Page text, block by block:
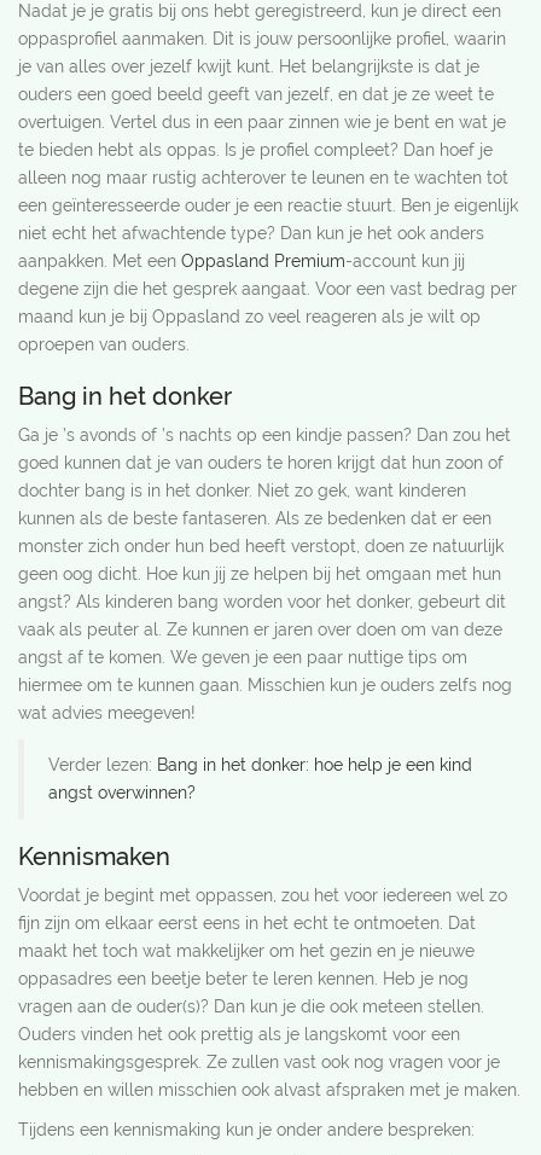
Nadat je je gratis bij ons hebt geregistreerd, kun je direct een
oppasprofiel aanmaken. Dit is jouw persoonlijke profiel, waarin
je van alles over jezelf kwijt kunt. Het belangrijkste is dat je
ouders een goed beeld geeft van jezelf, en dat je ze weet te
overtuigen. Vertel dus in een paar zinnen wie je bent en wat je
te bieden hebt als oppas. Is je profiel compleet? Dan hoef je
alleen nog maar rustig achterover te leunen en te wachten tot
een geïnteresseerde ouder je een reactie stuurt. Ben je eigenlijk
niet echt het afwachtende type? Dan kun je het ook anders
aanpakken. Met een Oppasland Premium-account kun jij
degene zijn die het gesprek aangaat. Voor een vast bedrag per
maand kun je bij Oppasland zo veel reageren als je wilt op
oproepen van ouders.
Bang in het donker
Ga je ’s avonds of ’s nachts op een kindje passen? Dan zou het
goed kunnen dat je van ouders te horen krijgt dat hun zoon of
dochter bang is in het donker. Niet zo gek, want kinderen
kunnen als de beste fantaseren. Als ze bedenken dat er een
monster zich onder hun bed heeft verstopt, doen ze natuurlijk
geen oog dicht. Hoe kun jij ze helpen bij het omgaan met hun
angst? Als kinderen bang worden voor het donker, gebeurt dit
vaak als peuter al. Ze kunnen er jaren over doen om van deze
angst af te komen. We geven je een paar nuttige tips om
hiermee om te kunnen gaan. Misschien kun je ouders zelfs nog
wat advies meegeven!
Verder lezen: Bang in het donker: hoe help je een kind
angst overwinnen?
Kennismaken
Voordat je begint met oppassen, zou het voor iedereen wel zo
fijn zijn om elkaar eerst eens in het echt te ontmoeten. Dat
maakt het toch wat makkelijker om het gezin en je nieuwe
oppasadres een beetje beter te leren kennen. Heb je nog
vragen aan de ouder(s)? Dan kun je die ook meteen stellen.
Ouders vinden het ook prettig als je langskomt voor een
kennismakingsgesprek. Ze zullen vast ook nog vragen voor je
hebben en willen misschien ook alvast afspraken met je maken.
Tijdens een kennismaking kun je onder andere bespreken: